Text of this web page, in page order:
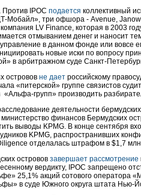
Против IPOC подается коллективный
Мобайл», три офшора - Avenue,
компания LV Finance, которая в 2003
отмыванием денег и наносит
в данном фонде или вовсе
новые иски по вопросу
в арбитражном суде Санкт-
островов не дает российскому
«питерской» группе связистов
групп» производить
деятельности
финансов Бермудских
выводы KPMG. В конце сентября
KPMG, распространивших
отделалась штрафом в $1,7
островов завершает рассмотрение
вердикту, IPOC запрещено
25,1% акций сотового оператора
в суде Южного округа штата Нью-